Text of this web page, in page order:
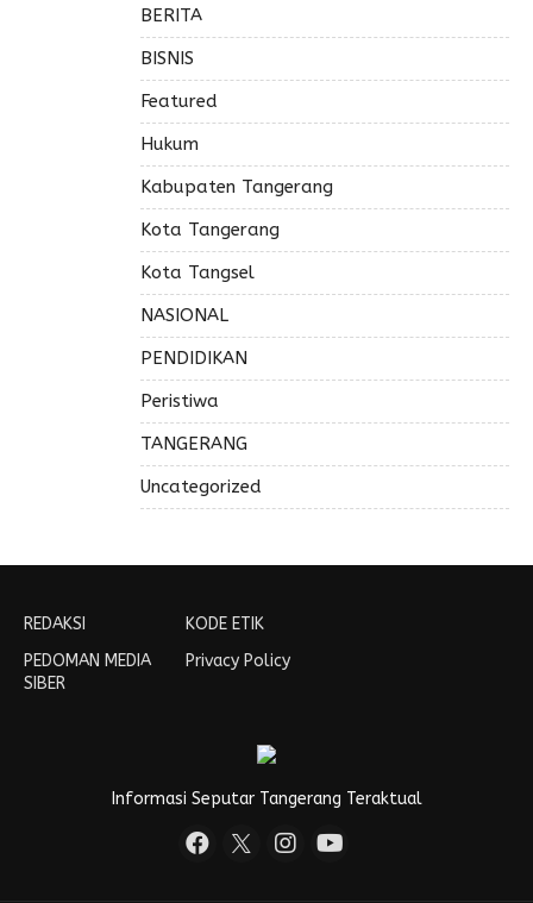
BERITA
BISNIS
Featured
Hukum
Kabupaten Tangerang
Kota Tangerang
Kota Tangsel
NASIONAL
PENDIDIKAN
Peristiwa
TANGERANG
Uncategorized
REDAKSI
PEDOMAN MEDIA
SIBER
KODE ETIK
Privacy Policy
Informasi Seputar Tangerang Teraktual